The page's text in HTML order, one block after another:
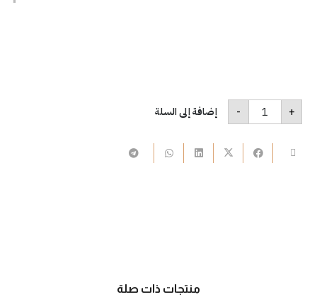
- كمية
A261 + إضافة إلى السلة
منتجات ذات صلة